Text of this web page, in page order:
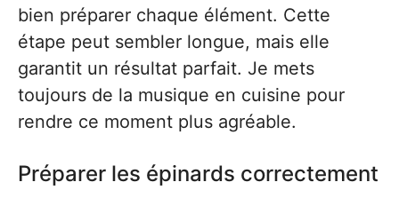
bien préparer chaque élément. Cette
étape peut sembler longue, mais elle
garantit un résultat parfait. Je mets
toujours de la musique en cuisine pour
rendre ce moment plus agréable.
Préparer les épinards correctement